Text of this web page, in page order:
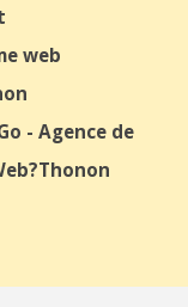
web
- Agence de
?Thonon